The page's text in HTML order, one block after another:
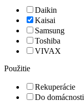
Daikin
Kaisai
Samsung
Toshiba
VIVAX
Použitie
Rekuperácie
Do domácnosti